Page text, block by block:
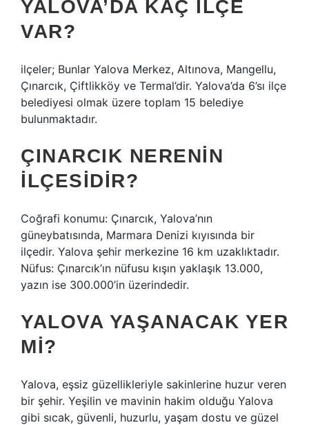
YALOVA’DA KAÇ ILÇE
VAR?
ilçeler; Bunlar Yalova Merkez, Altınova, Mangellu,
Çınarcık, Çiftlikköy ve Termal’dir. Yalova’da 6’sı ilçe
belediyesi olmak üzere toplam 15 belediye
bulunmaktadır.
ÇINARCIK NERENIN
ILÇESIDIR?
Coğrafi konumu: Çınarcık, Yalova’nın
güneybatısında, Marmara Denizi kıyısında bir
ilçedir. Yalova şehir merkezine 16 km uzaklıktadır.
Nüfus: Çınarcık’ın nüfusu kışın yaklaşık 13.000,
yazın ise 300.000’in üzerindedir.
YALOVA YAŞANACAK YER
MI?
Yalova, eşsiz güzellikleriyle sakinlerine huzur veren
bir şehir. Yeşilin ve mavinin hakim olduğu Yalova
gibi sıcak, güvenli, huzurlu, yaşam dostu ve güzel